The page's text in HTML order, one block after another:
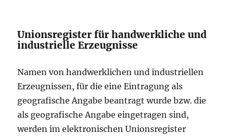
Unionsregister für handwerkliche und
industrielle Erzeugnisse
Namen von handwerklichen und industriellen
Erzeugnissen, für die eine Eintragung als
geografische Angabe beantragt wurde bzw. die
als geografische Angabe eingetragen sind,
werden im elektronischen Unionsregister